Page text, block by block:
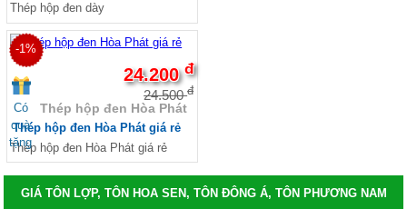
Thép hộp đen dày
-1%
Có
quà
tặng
24.200đ
24.500đ
Thép hộp đen Hòa Phát
Thép hộp đen Hòa Phát giá rẻ
Thép hộp đen Hòa Phát giá rẻ
GIÁ TÔN LỢP, TÔN HOA SEN, TÔN ĐÔNG Á, TÔN PHƯƠNG NAM